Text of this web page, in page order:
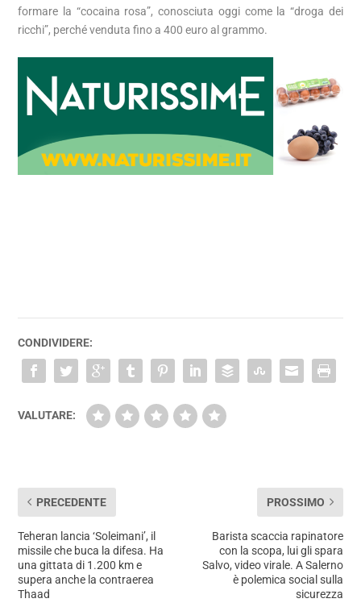
formare la “cocaina rosa”, conosciuta oggi come la “droga dei
ricchi”, perché venduta fino a 400 euro al grammo.
CONDIVIDERE:
VALUTARE:
PRECEDENTE
Teheran lancia ‘Soleimani’, il
missile che buca la difesa. Ha
una gittata di 1.200 km e
supera anche la contraerea
Thaad
PROSSIMO
Barista scaccia rapinatore
con la scopa, lui gli spara
Salvo, video virale. A Salerno
è polemica social sulla
sicurezza